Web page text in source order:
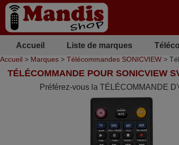
Accueil Liste de marques
Accueil > Marques > Télécommandes SONICVIEW >
TÉLÉCOMMANDE POUR SONICVIEW
Préférez-vous la TÉLÉCOMMANDE